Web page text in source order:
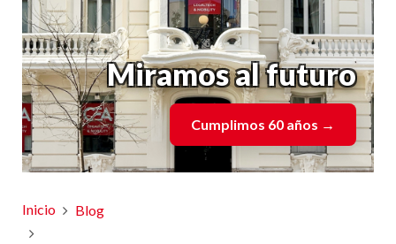
Miramos al futuro
Cumplimos 60 años →
Inicio Blog